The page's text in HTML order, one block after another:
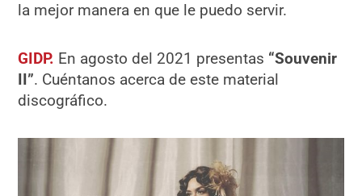
la mejor manera en que le puedo servir.
GIDP. En agosto del 2021 presentas “Souvenir
II”. Cuéntanos acerca de este material
discográfico.